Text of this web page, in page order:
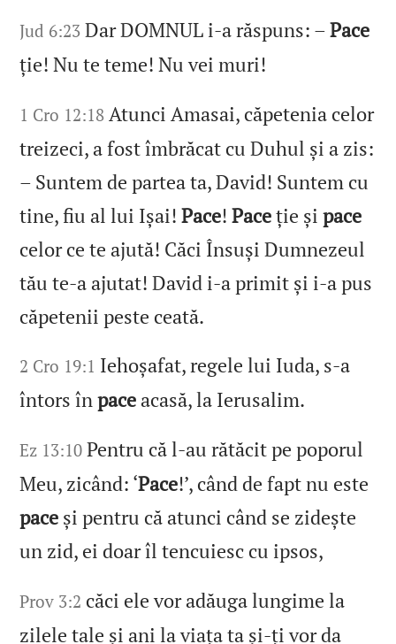
Jud 6:23 Dar DOMNUL i‑a răspuns: –Pace
ție! Nu te teme! Nu vei muri!
1 Cro 12:18 Atunci Amasai, căpetenia celor
treizeci, a fost îmbrăcat cu Duhul și a zis:
– Suntem de partea ta, David! Suntem cu
tine, fiu al lui Ișai!Pace!Paceție șipace
celor ce te ajută! Căci Însuși Dumnezeul
tău te‑a ajutat! David i‑a primit și i‑a pus
căpetenii peste ceată.
2 Cro 19:1 Iehoșafat, regele lui Iuda, s‑a
întors înpace acasă, la Ierusalim.
Ez 13:10 Pentru că l‑au rătăcit pe poporul
Meu, zicând: ‘Pace!’, când de fapt nu este
pace și pentru că atunci când se zidește
un zid, ei doar îl tencuiesc cu ipsos,
Prov 3:2 căci ele vor adăuga lungime la
zilele tale și ani la viața ta și‑ți vor da